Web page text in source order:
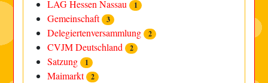
LAG Hessen Nassau 1
Gemeinschaft 3
Delegiertenversammlung 2
CVJM Deutschland 2
Satzung 1
Maimarkt 2